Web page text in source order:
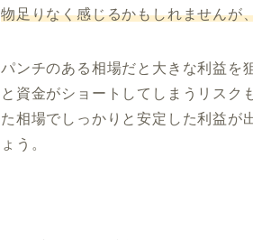
物足りなく感じるかもしれませんが
パンチのある相場だと大きな利益を
と資金がショートしてしまうリスク
た相場でしっかりと安定した利益が
ょう。